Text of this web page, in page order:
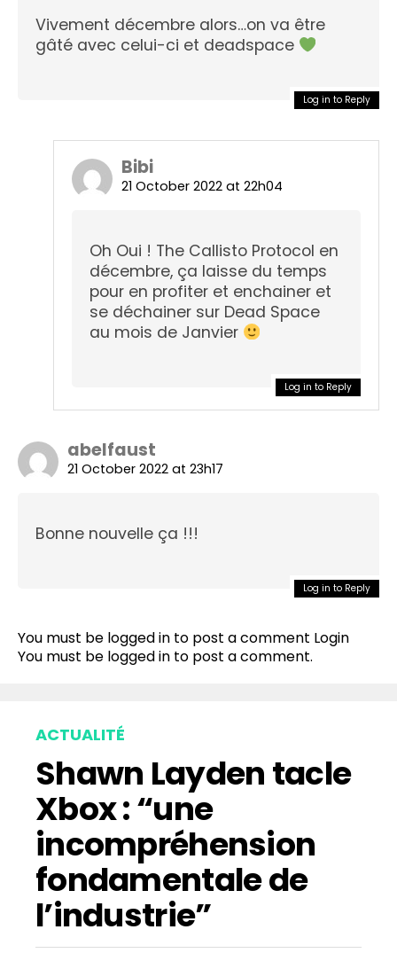
Vivement décembre alors…on va être
gâté avec celui-ci et deadspace
Log in to Reply
Bibi
21 October 2022 at 22h04
Oh Oui ! The Callisto Protocol en
décembre, ça laisse du temps
pour en profiter et enchainer et
se déchainer sur Dead Space
au mois de Janvier
Log in to Reply
abelfaust
21 October 2022 at 23h17
Bonne nouvelle ça !!!
Log in to Reply
You must be logged in to post a comment Login
You must be logged in to post a comment.
ACTUALITÉ
Shawn Layden tacle
Xbox : “une
incompréhension
fondamentale de
l’industrie”